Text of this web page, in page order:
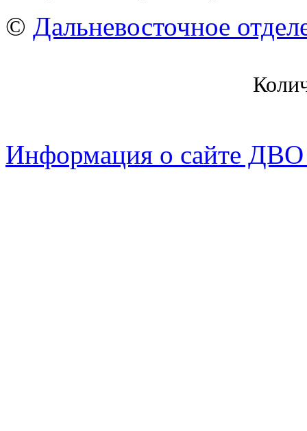
© Дальневосточное
Информация о сайте